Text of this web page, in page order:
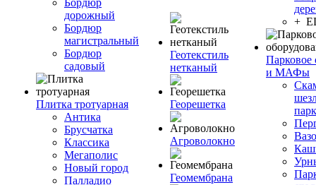
Бордюр
дорожный
Бордюр
магистральный
Бордюр
садовый
Плитка тротуарная
Антика
Брусчатка
Классика
Мегаполис
Новый город
Палладио
Геотекстиль
нетканый
Георешетка
Агроволокно
Геомембрана
+
Парковое
и МАФы